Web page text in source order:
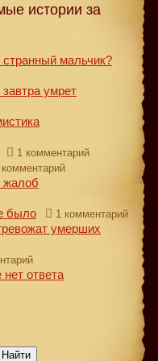
истории за
мальчик?
умрет
1 комментарий
комментарий
жалоб
было 1 комментарий
умерших
нет ответа
Найти